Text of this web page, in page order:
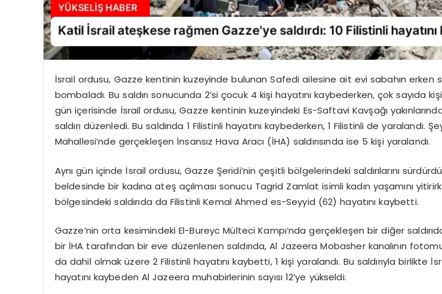
İsrail ordusu, Gazze kentinin kuzeyinde bulunan Safedi ailesine ait evi sabahın erken
bombaladı. Bu saldırı sonucunda 2’si çocuk 4 kişi hayatını kaybederken, çok sayıda
gün içerisinde İsrail ordusu, Gazze kentinin kuzeyindeki Es-Saftavi Kavşağı
saldırı düzenledi. Bu saldırıda 1 Filistinli hayatını kaybederken, 1 Filistinli de yaralandı.
Mahallesi’nde gerçekleşen İnsansız Hava Aracı (İHA) saldırısında ise 5 kişi yaralandı.
Aynı gün içinde İsrail ordusu, Gazze Şeridi’nin çeşitli bölgelerindeki saldırılarını
beldesinde bir kadına ateş açılması sonucu Tagrid Zamlat isimli kadın yaşamını
bölgesindeki saldırıda da Filistinli Kemal Ahmed es-Seyyid (62) hayatını kaybetti.
Gazze’nin orta kesimindeki El-Bureyc Mülteci Kampı’nda gerçekleşen bir diğer
bir İHA tarafından bir eve düzenlenen saldırıda, Al Jazeera Mobasher kanalının
da dahil olmak üzere 2 Filistinli hayatını kaybetti, 1 kişi yaralandı. Bu saldırıyla birlikte
hayatını kaybeden Al Jazeera muhabirlerinin sayısı 12’ye yükseldi.